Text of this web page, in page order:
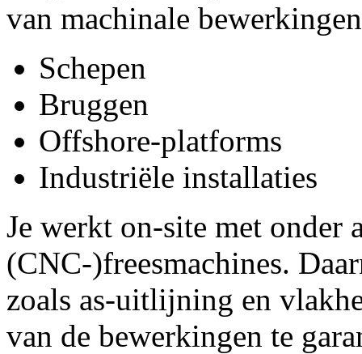
van machinale
Schepen
Bruggen
Offshore-platforms
Industriële installaties
Je werkt on-site met onder
(CNC-)freesmachines.
zoals as-uitlijning en
van de bewerkingen te